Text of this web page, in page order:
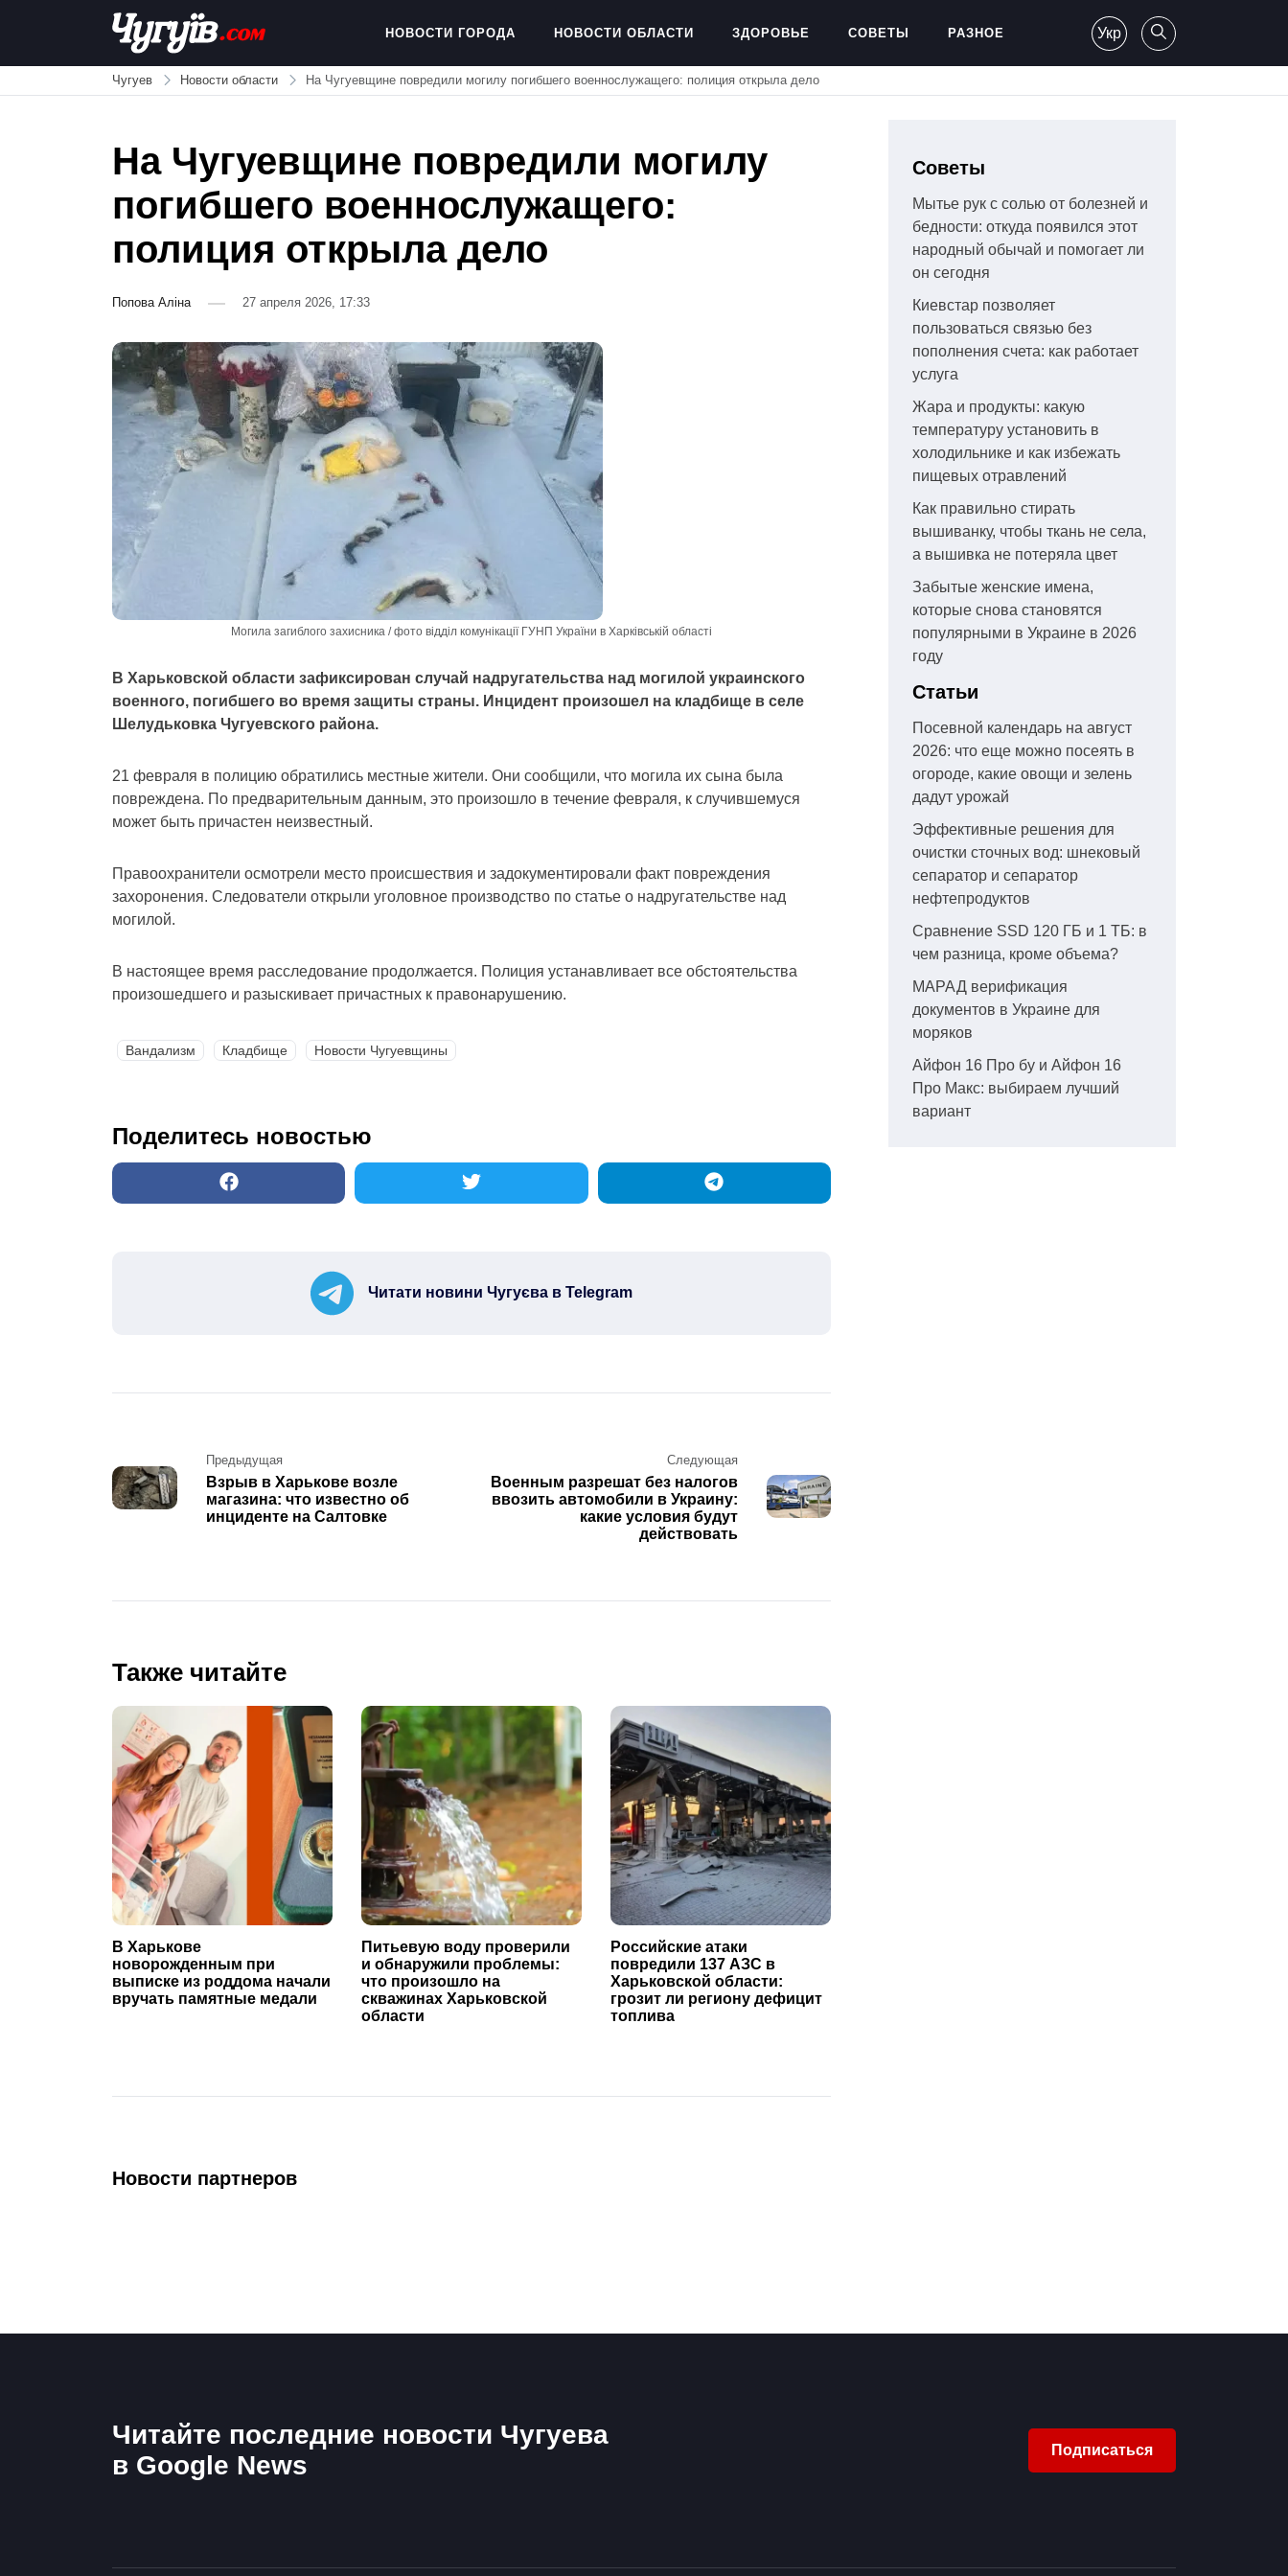
Chuguiv
НОВОСТИ ГОРОДА НОВОСТИ ОБЛАСТИ ЗДОРОВЬЕ СОВЕТЫ РАЗНОЕ Укр
Чугуев Новости области На Чугуевщине повредили могилу погибшего военнослужащего: полиция открыла дело
На Чугуевщине повредили могилу
погибшего военнослужащего:
полиция открыла дело
Попова Аліна 27 апреля 2026, 17:33
Могила загиблого захисника / фото відділ комунікації ГУНП України в Харківській області
В Харьковской области зафиксирован случай надругательства над могилой украинского
военного, погибшего во время защиты страны. Инцидент произошел на кладбище в селе
Шелудьковка Чугуевского района.
21 февраля в полицию обратились местные жители. Они сообщили, что могила их сына была
повреждена. По предварительным данным, это произошло в течение февраля, к случившемуся
может быть причастен неизвестный.
Правоохранители осмотрели место происшествия и задокументировали факт повреждения
захоронения. Следователи открыли уголовное производство по статье о надругательстве над
могилой.
В настоящее время расследование продолжается. Полиция устанавливает все обстоятельства
произошедшего и разыскивает причастных к правонарушению.
Вандализм Кладбище Новости Чугуевщины
Поделитесь новостью
Читати новини Чугуєва в Telegram
Post
navigation
Предыдущая
Взрыв в Харькове возле
магазина: что известно об
инциденте на Салтовке
Следующая
Военным разрешат без налогов
ввозить автомобили в Украину:
какие условия будут
действовать
Также читайте
В Харькове
новорожденным при
выписке из роддома начали
вручать памятные медали
Питьевую воду проверили
и обнаружили проблемы:
что произошло на
скважинах Харьковской
области
Российские атаки
повредили 137 АЗС в
Харьковской области:
грозит ли региону дефицит
топлива
Новости партнеров
Советы
Мытье рук с солью от болезней и
бедности: откуда появился этот
народный обычай и помогает ли
он сегодня
Киевстар позволяет
пользоваться связью без
пополнения счета: как работает
услуга
Жара и продукты: какую
температуру установить в
холодильнике и как избежать
пищевых отравлений
Как правильно стирать
вышиванку, чтобы ткань не села,
а вышивка не потеряла цвет
Забытые женские имена,
которые снова становятся
популярными в Украине в 2026
году
Статьи
Посевной календарь на август
2026: что еще можно посеять в
огороде, какие овощи и зелень
дадут урожай
Эффективные решения для
очистки сточных вод: шнековый
сепаратор и сепаратор
нефтепродуктов
Сравнение SSD 120 ГБ и 1 ТБ: в
чем разница, кроме объема?
МАРАД верификация
документов в Украине для
моряков
Айфон 16 Про бу и Айфон 16
Про Макс: выбираем лучший
вариант
Читайте последние новости Чугуева
в Google News
Подписаться